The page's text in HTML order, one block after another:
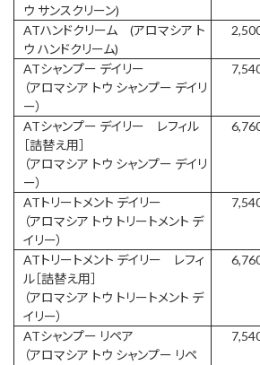
ウ サンスクリーン)
ATハンドクリーム (アロマシア ト
ウ ハンドクリーム)
ATシャンプー デイリー
（アロマシア トウ シャンプー デイリ
ー）
ATシャンプー デイリー レフィル
［詰替え用］
（アロマシア トウ シャンプー デイリ
ー）
ATトリートメント デイリー
（アロマシア トウ トリートメント デ
イリー）
ATトリートメント デイリー レフィ
ル［詰替え用］
（アロマシア トウ トリートメント デ
イリー）
ATシャンプー リペア
（アロマシア トウ シャンプー リペ